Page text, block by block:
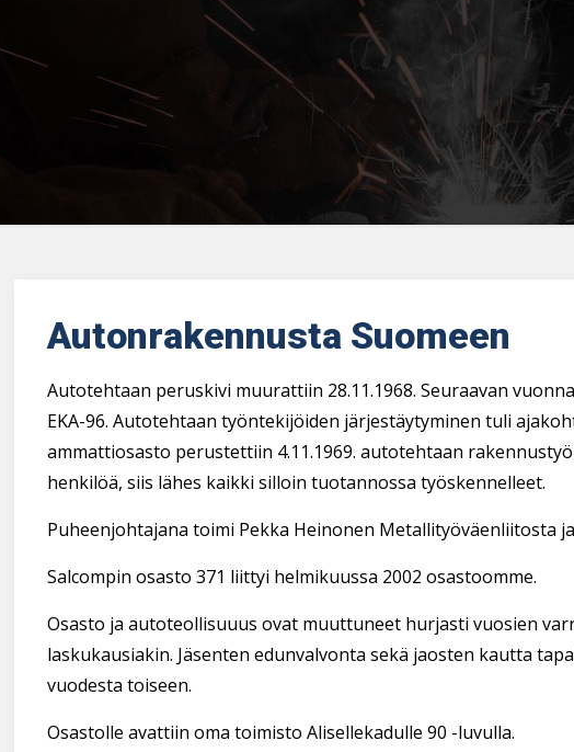
Autonrakennusta Suomeen
Autotehtaan peruskivi muurattiin 28.11.1968. Seuraavan
EKA-96. Autotehtaan työntekijöiden järjestäytyminen tuli
ammattiosasto perustettiin 4.11.1969. autotehtaan
henkilöä, siis lähes kaikki silloin tuotannossa työskennelleet.
Puheenjohtajana toimi Pekka Heinonen Metallityöväenliitosta
Salcompin osasto 371 liittyi helmikuussa 2002 osastoomme.
Osasto ja autoteollisuuus ovat muuttuneet hurjasti vuosien
laskukausiakin. Jäsenten edunvalvonta sekä jaosten kautta
vuodesta toiseen.
Osastolle avattiin oma toimisto Alisellekadulle 90 -luvulla.